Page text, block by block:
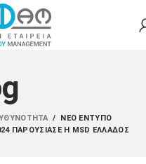
/
ΝΈΟ ΈΝΤΥΠΟ
ΠΑΡΟΥΣΊΑΣΕ Η MSD ΕΛΛΆΔΟΣ